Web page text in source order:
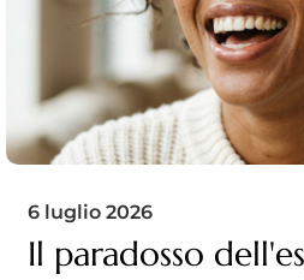
6 luglio 2026
Il paradosso